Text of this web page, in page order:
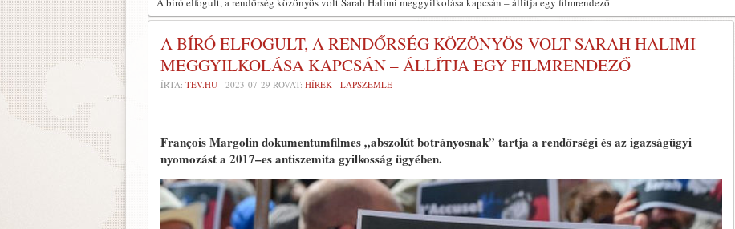
A BÍRÓ ELFOGULT, A RENDŐRSÉG KÖZÖNYÖS VOLT SARAH HALIMI
MEGGYILKOLÁSA KAPCSÁN – ÁLLÍTJA EGY FILMRENDEZŐ
ÍRTA: TEV.HU - 2023-07-29 ROVAT: HÍREK - LAPSZEMLE
François Margolin dokumentumfilmes „abszolút botrányosnak” tartja a rendőrségi és az igazságügyi
nyomozást a 2017–es antiszemita gyilkosság ügyében.